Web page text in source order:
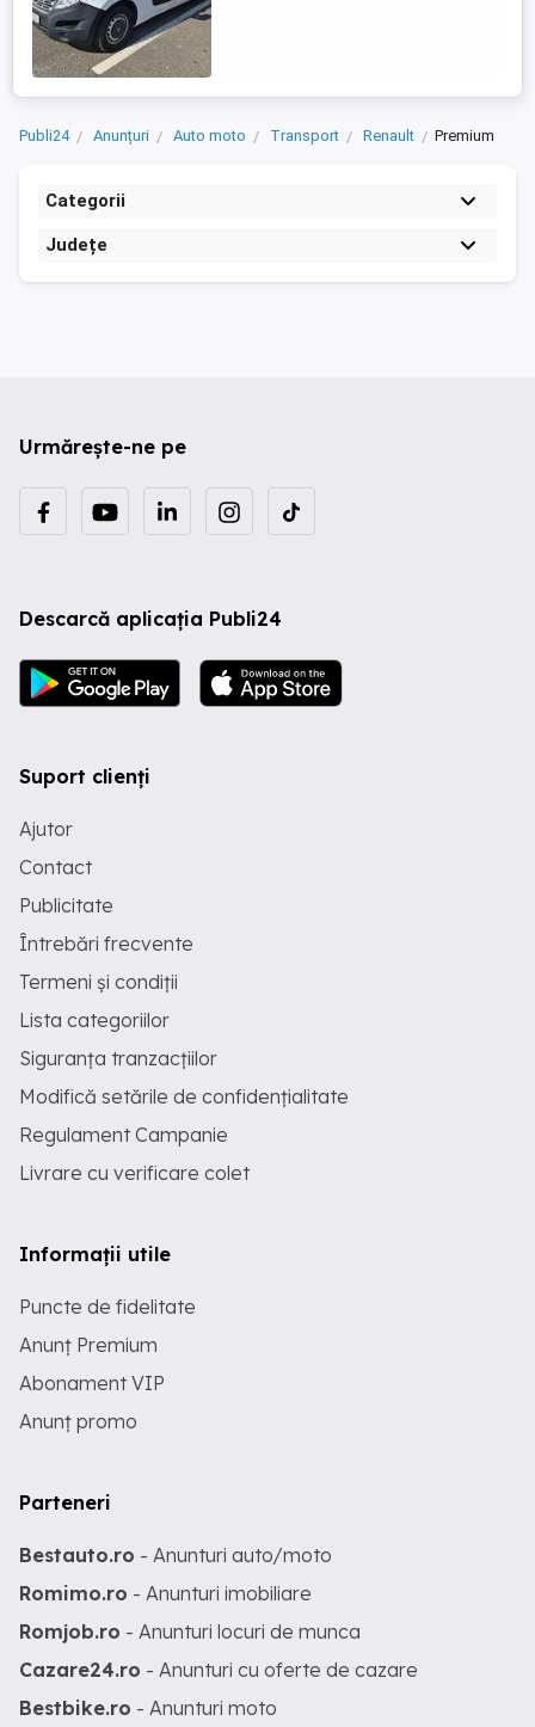
Publi24 Anunțuri Auto moto Transport Renault Premium
Categorii
Județe
Urmărește-ne pe
Descarcă aplicația Publi24
Suport clienți
Ajutor
Contact
Publicitate
Întrebări frecvente
Termeni și condiții
Lista categoriilor
Siguranța tranzacțiilor
Modifică setările de confidențialitate
Regulament Campanie
Livrare cu verificare colet
Informații utile
Puncte de fidelitate
Anunț Premium
Abonament VIP
Anunț promo
Parteneri
Bestauto.ro - Anunturi auto/moto
Romimo.ro - Anunturi imobiliare
Romjob.ro - Anunturi locuri de munca
Cazare24.ro - Anunturi cu oferte de cazare
Bestbike.ro - Anunturi moto